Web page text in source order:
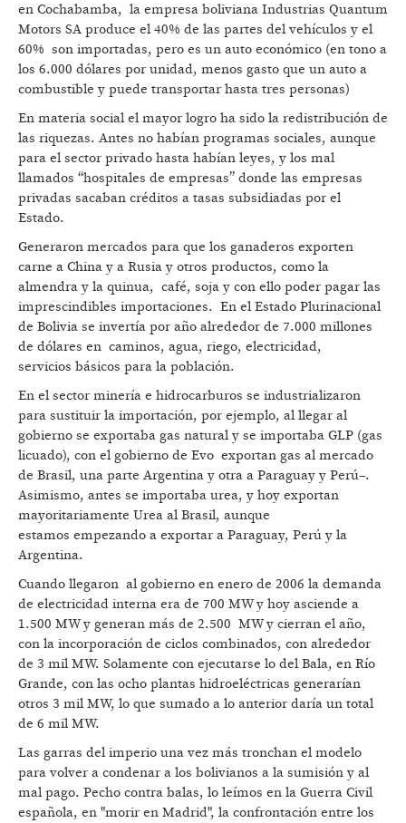
en Cochabamba, la empresa boliviana Industrias Quantum
Motors SA produce el 40% de las partes del vehículos y el
60% son importadas, pero es un auto económico (en tono a
los 6.000 dólares por unidad, menos gasto que un auto a
combustible y puede transportar hasta tres personas)
En materia social el mayor logro ha sido la redistribución de
las riquezas. Antes no habían programas sociales, aunque
para el sector privado hasta habían leyes, y los mal
llamados “hospitales de empresas” donde las empresas
privadas sacaban créditos a tasas subsidiadas por el
Estado.
Generaron mercados para que los ganaderos exporten
carne a China y a Rusia y otros productos, como la
almendra y la quinua, café, soja y con ello poder pagar las
imprescindibles importaciones. En el Estado Plurinacional
de Bolivia se invertía por año alrededor de 7.000 millones
de dólares en caminos, agua, riego, electricidad,
servicios básicos para la población.
En el sector minería e hidrocarburos se industrializaron
para sustituir la importación, por ejemplo, al llegar al
gobierno se exportaba gas natural y se importaba GLP (gas
licuado), con el gobierno de Evo exportan gas al mercado
de Brasil, una parte Argentina y otra a Paraguay y Perú–.
Asimismo, antes se importaba urea, y hoy exportan
mayoritariamente Urea al Brasil, aunque
estamos empezando a exportar a Paraguay, Perú y la
Argentina.
Cuando llegaron al gobierno en enero de 2006 la demanda
de electricidad interna era de 700 MW y hoy asciende a
1.500 MW y generan más de 2.500 MW y cierran el año,
con la incorporación de ciclos combinados, con alrededor
de 3 mil MW. Solamente con ejecutarse lo del Bala, en Río
Grande, con las ocho plantas hidroeléctricas generarían
otros 3 mil MW, lo que sumado a lo anterior daría un total
de 6 mil MW.
Las garras del imperio una vez más tronchan el modelo
para volver a condenar a los bolivianos a la sumisión y al
mal pago. Pecho contra balas, lo leímos en la Guerra Civil
española, en "morir en Madrid", la confrontación entre los